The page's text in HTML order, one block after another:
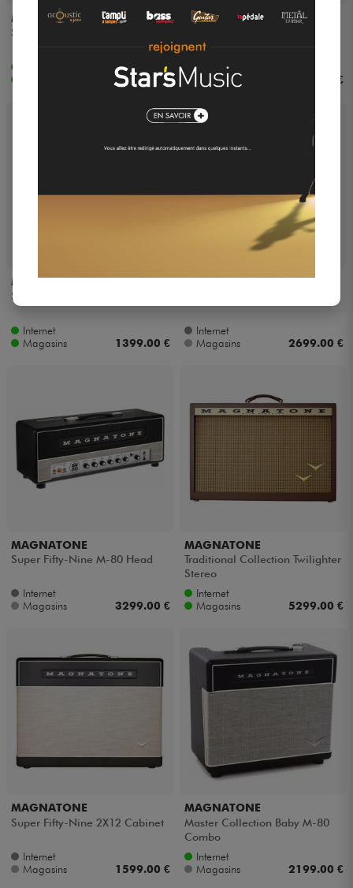
MAGNATONE
Starlite
1999.00 €
MAGNATONE
Panoramic Stereo Head
Internet
Magasins
3599.00 €
MAGNATONE
Super Fifteen Cabinet
Internet
Magasins
1399.00 €
MAGNATONE
Internet
Magasins
2699.00 €
MAGNATONE
Super Fifty-Nine M-80 Head
Internet
Magasins
3299.00 €
MAGNATONE
Traditional Collection Twilighter
Stereo
Internet
Magasins
5299.00 €
MAGNATONE
Super Fifty-Nine 2X12 Cabinet
Internet
Magasins
1599.00 €
MAGNATONE
Master Collection Baby M-80
Combo
Internet
Magasins
2199.00 €